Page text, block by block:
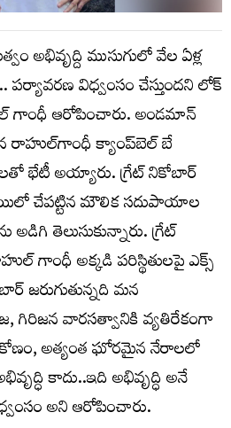
అభివృద్ది ముసుగులో వేల ఏళ్ల
పర్యావరణ విధ్వంసం చేస్తుందని లోక్
గాంధీ ఆరోపించారు. అండమాన్‌
రాహుల్‌గాంధీ క్యాంప్‌బెల్‌ బే
భేటీ అయ్యారు. గ్రేట్‌ నికోబార్‌
చేపట్టిన మౌలిక సదుపాయాల
తెలుసుకున్నారు. గ్రేట్
గాంధీ అక్కడి పరిస్థితులపై ఎక్స్
జరుగుతున్నది మన
వారసత్వానికి వ్యతిరేకంగా
అత్యంత ఘోరమైన నేరాలలో
కాదు..ఇది అభివృద్ధి అనే
అని ఆరోపించారు.